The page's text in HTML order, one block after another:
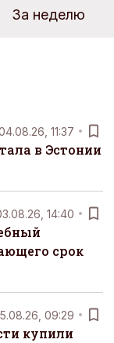
За неделю
11:37
в Эстонии
14:40
срок
09:29
купили